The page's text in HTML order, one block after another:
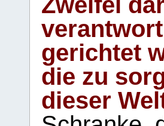
gerichtet
die zu
dieser